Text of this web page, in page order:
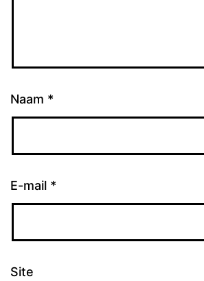
Naam *
E-mail *
Site